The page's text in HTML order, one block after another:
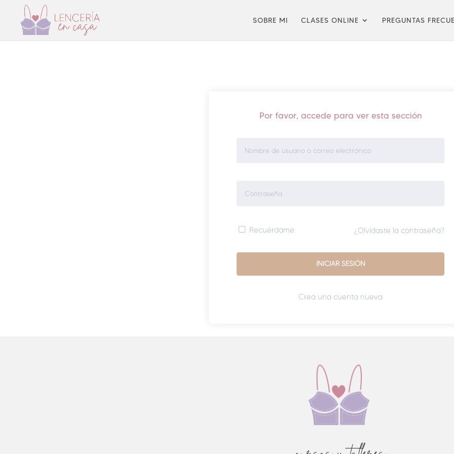
SOBRE MI CLASES ONLINE PREGUNTAS
Por favor, accede para ver esta sección
Recuérdame ¿Olvidaste la contraseña?
Crea una cuenta nueva